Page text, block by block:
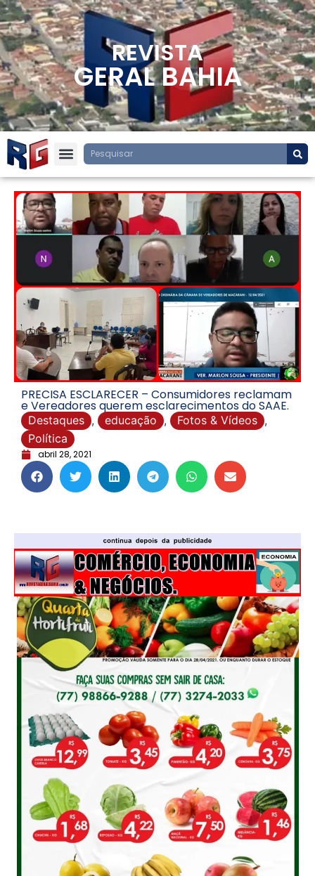
REVISTA
GERAL BAHIA
PRECISA ESCLARECER – Consumidores reclamam
e Vereadores querem esclarecimentos do SAAE.
Destaques , educação , Fotos & Vídeos ,
Política
abril 28, 2021